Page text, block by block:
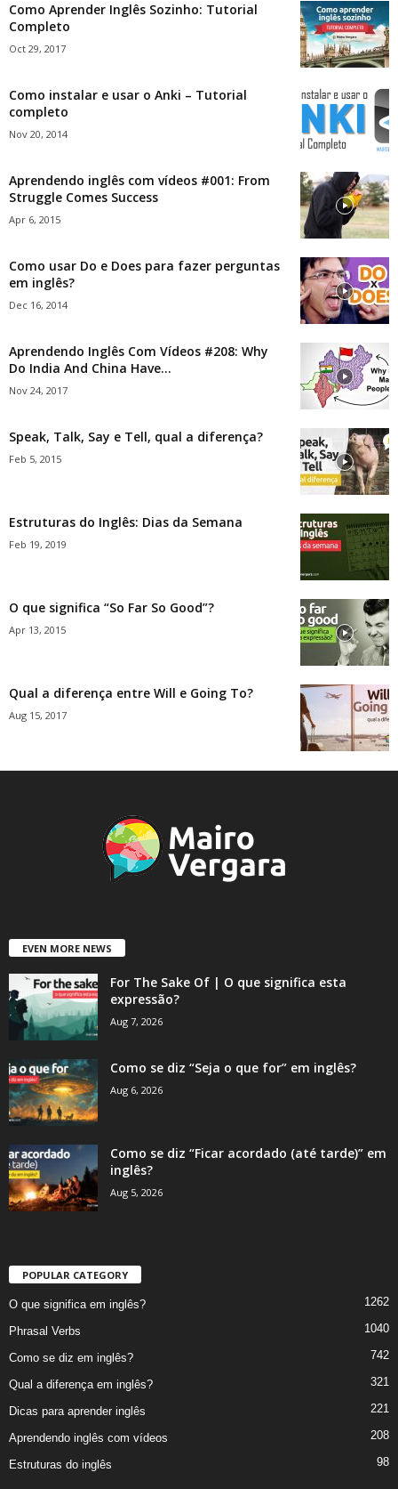
Como Aprender Inglês Sozinho: Tutorial
Completo
Oct 29, 2017
Como instalar e usar o Anki – Tutorial
completo
Nov 20, 2014
Aprendendo inglês com vídeos #001: From
Struggle Comes Success
Apr 6, 2015
Como usar Do e Does para fazer perguntas
em inglês?
Dec 16, 2014
Aprendendo Inglês Com Vídeos #208: Why
Do India And China Have...
Nov 24, 2017
Speak, Talk, Say e Tell, qual a diferença?
Feb 5, 2015
Estruturas do Inglês: Dias da Semana
Feb 19, 2019
O que significa “So Far So Good”?
Apr 13, 2015
Qual a diferença entre Will e Going To?
Aug 15, 2017
EVEN MORE NEWS
For The Sake Of | O que significa esta
expressão?
Aug 7, 2026
Como se diz “Seja o que for” em inglês?
Aug 6, 2026
Como se diz “Ficar acordado (até tarde)” em
inglês?
Aug 5, 2026
POPULAR CATEGORY
O que significa em inglês? 1262
Phrasal Verbs 1040
Como se diz em inglês? 742
Qual a diferença em inglês? 321
Dicas para aprender inglês 221
Aprendendo inglês com vídeos 208
Estruturas do inglês 98